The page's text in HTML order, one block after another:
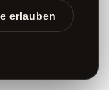
erlauben